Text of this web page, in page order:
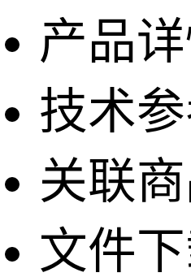
产品
技术
关联
文件